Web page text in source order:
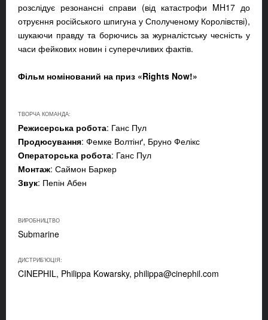
розслідує резонансні справи (від катастрофи MH17 до
отруєння російського шпигуна у Сполученому Королівстві),
шукаючи правду та борючись за журналістську чесність у
часи фейкових новин і суперечливих фактів.
Фільм номінований на приз «Rights Now!»
ТВОРЧА КОМАНДА:
Режисерська робота: Ганс Пул
Продюсування: Фемке Волтінґ, Бруно Фелікс
Операторська робота: Ганс Пул
Монтаж: Саймон Баркер
Звук: Пепін Абен
ВИРОБНИЦТВО
Submarine
ДИСТРИБ'ЮЦІЯ:
CINEPHIL, Philippa Kowarsky, philippa@cinephil.com